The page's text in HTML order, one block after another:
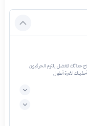
حذائك المفضل يلتزم الحرفيون
لفترة أطول